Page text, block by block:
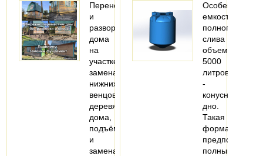
Перенос
и
разворот
дома
на
участке,
замена
нижних
венцов
деревянного
дома,
подъём
и
замена
Особенность
емкости
полного
слива
объемом
5000
литров
-
конусное
дно.
Такая
форма
предполагает
полный